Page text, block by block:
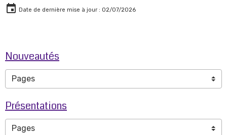
Date de dernière mise à jour : 02/07/2026
Nouveautés
Présentations